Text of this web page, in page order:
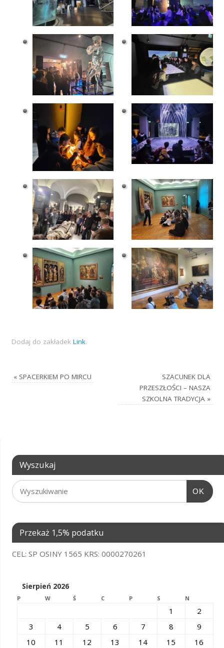
Dodaj do zakładek Link.
«SPACERKIEM PO MIRCU
SZACUNEK DLA
PRZESZŁOŚCI – NASZA
SZKOLNA TRADYCJA »
Wyszukaj
OK
Przekaż 1,5% podatku
CEL: SP OSINY 1565 KRS: 0000270261
Sierpień 2026
P W Ś C P S N
1
2
3
4 5 6 7 8
9
10
11 12 13 14 15
16